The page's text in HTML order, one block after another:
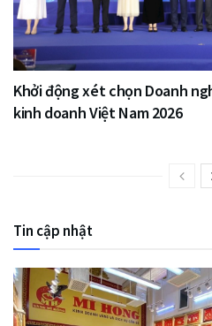
Khởi động xét chọn Doanh
kinh doanh Việt Nam 2026
Tin cập nhật